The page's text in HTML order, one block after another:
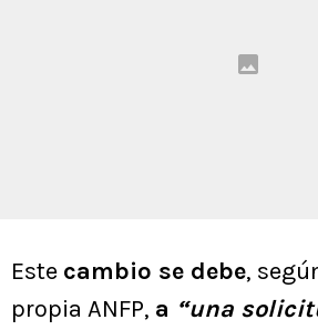
Este cambio se debe,
propia ANFP, a “una